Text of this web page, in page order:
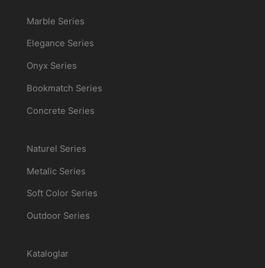
Marble Series
Elegance Series
Onyx Series
Bookmatch Series
Concrete Series
Naturel Series
Metalic Series
Soft Color Series
Outdoor Series
Kataloglar